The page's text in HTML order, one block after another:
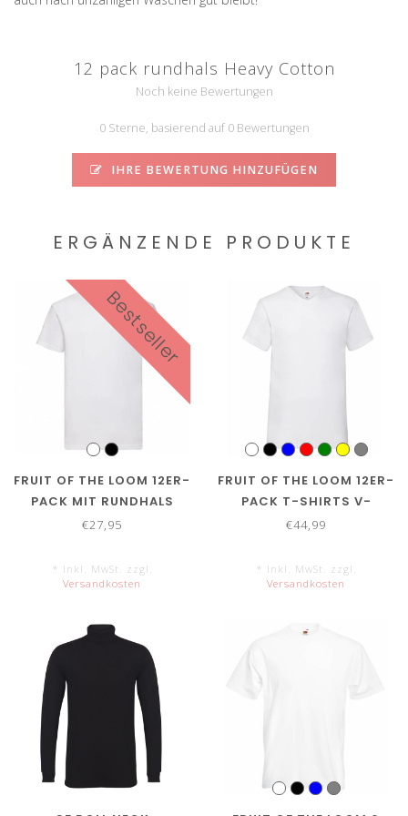
12 pack rundhals Heavy Cotton
Noch keine Bewertungen
0 Sterne, basierend auf 0 Bewertungen
IHRE BEWERTUNG HINZUFÜGEN
ERGÄNZENDE PRODUKTE
Bestseller
FRUIT OF THE LOOM 12ER-
PACK MIT RUNDHALS
€27,95
* Inkl. MwSt. zzgl.
Versandkosten
FRUIT OF THE LOOM 12ER-
PACK T-SHIRTS V-
AUSSCHNITT
€44,99
* Inkl. MwSt. zzgl.
Versandkosten